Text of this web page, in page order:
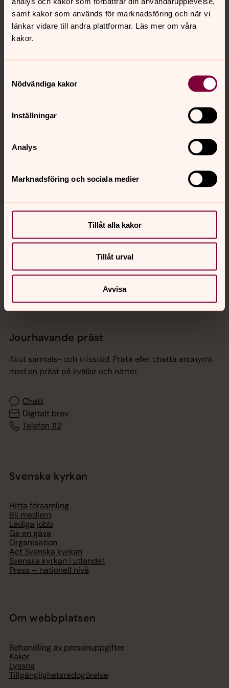
samt kakor som används för marknadsföring och när vi
länkar vidare till andra plattformar. Läs mer om våra
kakor.
Nödvändiga kakor
Inställningar
Analys
Marknadsföring och sociala medier
Tillåt alla kakor
Tillåt urval
Avvisa
Synpunkter eller frågor på sidans
innehåll?
visby.domkyrko@svenskakyrkan.se
Tillbaka till toppen
Tillbaka till innehållet
Kontakt
Kalender
Jourhavande präst
Akut samtals- och krisstöd. Prata eller chatta anonymt
med en präst på kvällar och nätter.
Chatt
Digitalt brev
Telefon 112
Svenska kyrkan
Hitta församling
Bli medlem
Lediga jobb
Ge en gåva
Organisation
Act Svenska kyrkan
Svenska kyrkan i utlandet
Press – nationell nivå
Om webbplatsen
Behandling av personuppgifter
Kakor
Lyssna
Tillgänglighetsredogörelse